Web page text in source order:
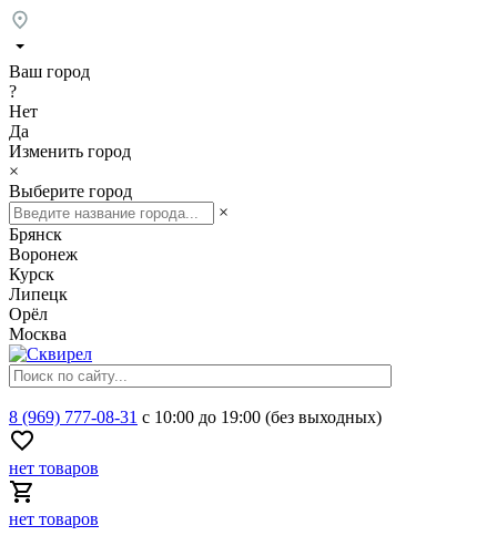
Ваш город
?
Нет
Да
Изменить город
×
Выберите город
×
Брянск
Воронеж
Курск
Липецк
Орёл
Москва
8 (969) 777-08-31 с 10:00 до 19:00 (без выходных)
нет товаров
нет товаров